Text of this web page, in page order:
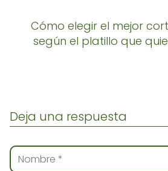
Cómo elegir el mejor
según el platillo que
Deja una respuesta